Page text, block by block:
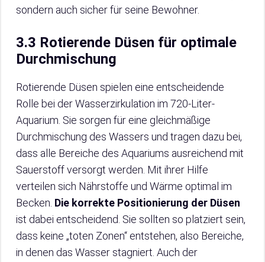
sondern auch sicher für seine Bewohner.
3.3 Rotierende Düsen für optimale
Durchmischung
Rotierende Düsen spielen eine entscheidende
Rolle bei der Wasserzirkulation im 720-Liter-
Aquarium. Sie sorgen für eine gleichmäßige
Durchmischung des Wassers und tragen dazu bei,
dass alle Bereiche des Aquariums ausreichend mit
Sauerstoff versorgt werden. Mit ihrer Hilfe
verteilen sich Nährstoffe und Wärme optimal im
Becken. Die korrekte Positionierung der Düsen
ist dabei entscheidend. Sie sollten so platziert sein,
dass keine „toten Zonen“ entstehen, also Bereiche,
in denen das Wasser stagniert. Auch der